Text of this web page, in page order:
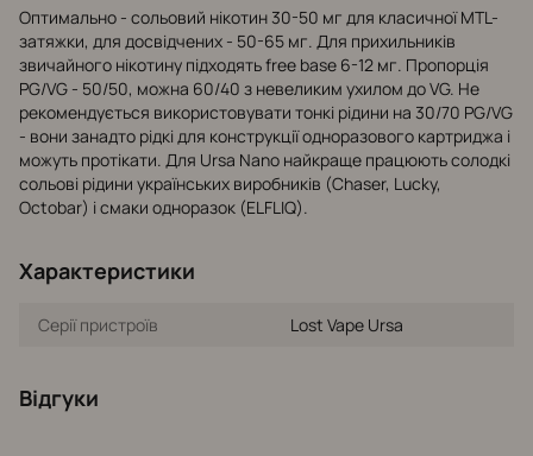
Оптимально - сольовий нікотин 30-50 мг для класичної MTL-
затяжки, для досвідчених - 50-65 мг. Для прихильників
звичайного нікотину підходять free base 6-12 мг. Пропорція
PG/VG - 50/50, можна 60/40 з невеликим ухилом до VG. Не
рекомендується використовувати тонкі рідини на 30/70 PG/VG
- вони занадто рідкі для конструкції одноразового картриджа і
можуть протікати. Для Ursa Nano найкраще працюють солодкі
сольові рідини українських виробників (Chaser, Lucky,
Octobar) і смаки одноразок (ELFLIQ).
Характеристики
Серії пристроїв Lost Vape Ursa
Відгуки